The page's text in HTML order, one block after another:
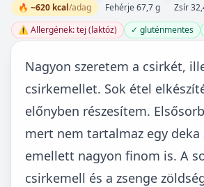
🔥 ~620 kcal/adag Fehérje 67,7 g Zsír
⚠️ Allergének: tej (laktóz)
✓ gluténmentes
Nagyon szeretem a csirkét,
csirkemellet. Sok étel
előnyben részesítem.
mert nem tartalmaz egy deka
emellett nagyon finom is. A
csirkemell és a zsenge